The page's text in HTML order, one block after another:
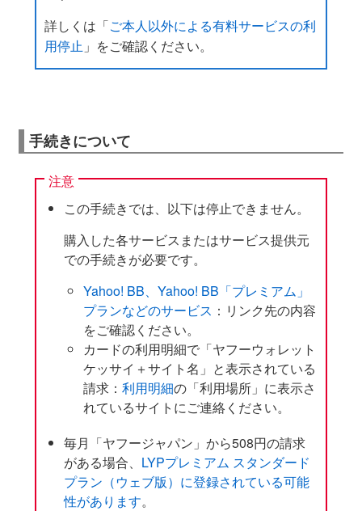
詳しくは「ご本人以外による有料サービスの利
用停止 」をご確認ください。
手続きについて
注意
この手続きでは、以下は停止できません。
購入した各サービスまたはサービス提供元
での手続きが必要です。
Yahoo! BB、Yahoo! BB「プレミアム」
プランなどのサービス ：リンク先の内容
をご確認ください。
カードの利用明細で「ヤフーウォレット
ケッサイ＋サイト名」と表示されている
請求：利用明細の「利用場所」に表示さ
れているサイトにご連絡ください。
毎月「ヤフージャパン」から508円の請求
がある場合、 LYPプレミアム スタンダード
プラン（ウェブ版）に登録されている可能
性があります。